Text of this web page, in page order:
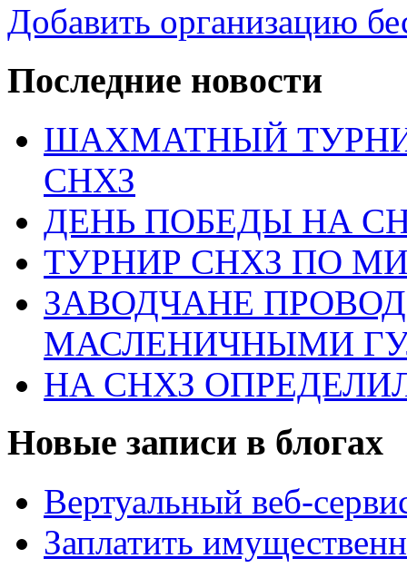
Добавить организацию
Последние новости
ШАХМАТНЫЙ
СНХЗ
ДЕНЬ ПОБЕДЫ НА
ТУРНИР СНХЗ ПО
ЗАВОДЧАНЕ
МАСЛЕНИЧНЫМИ
НА СНХЗ
Новые записи в блогах
Вертуальный веб-
Заплатить